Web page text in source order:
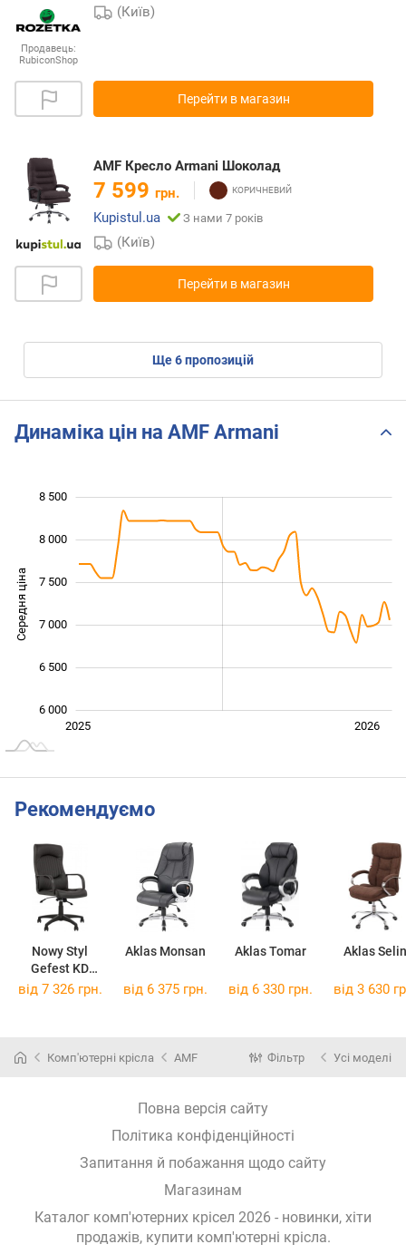
Продавець:
RubiconShop
(Київ)
Перейти в магазин
AMF Кресло Armani Шоколад
7 599 грн.
Kupistul.ua
З нами 7 років
(Київ)
Перейти в магазин
ще6пропозицій
Динаміка цін на AMF Armani
Середня ціна
6 000
6 500
7 000
7 500
8 000
8 500
L
Лип.
2027 2026
2025
Рекомендуємо
Nowy Styl
Gefest KD
Anyfix
Aklas Monsan Aklas Tomar Aklas Selin
від 7 326 грн. від 6 375 грн. від 6 330 грн. від 3 630
Комп'ютерні крісла AMF Фільтр Усі моделі
Повна версія сайту
Політика конфіденційності
Запитання й побажання щодо сайту
Магазинам
Каталог комп'ютерних крісел 2026 - новинки, хіти
продажів, купити комп'ютерні крісла.